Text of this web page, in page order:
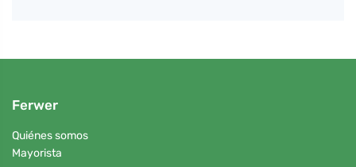
Ferwer
Quiénes somos
Mayorista